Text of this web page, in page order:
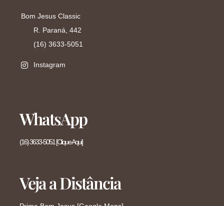
Bom Jesus Classic
R. Paraná, 442
(16) 3633-5051
Instagram
WhatsApp
(16) 3633-5051 [Clique Aqui]
Veja a Distância